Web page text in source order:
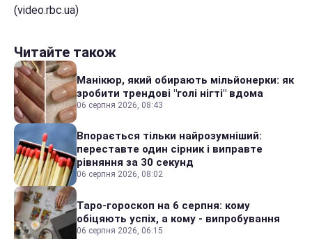
(video.rbc.ua)
Читайте також
Манікюр, який обирають мільйонерки: як
зробити трендові "голі нігті" вдома
06 серпня 2026, 08:43
Впорається тільки найрозумніший:
переставте один сірник і виправте
рівняння за 30 секунд
06 серпня 2026, 08:02
Таро-гороскоп на 6 серпня: кому
обіцяють успіх, а кому - випробування
06 серпня 2026, 06:15